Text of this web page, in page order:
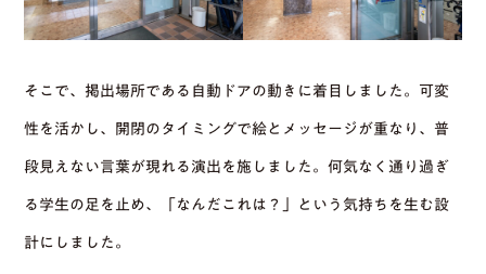
そこで、掲出場所である自動ドアの動きに着目しました。可変
性を活かし、開閉のタイミングで絵とメッセージが重なり、普
段見えない言葉が現れる演出を施しました。何気なく通り過ぎ
る学生の足を止め、「なんだこれは？」という気持ちを生む設
計にしました。